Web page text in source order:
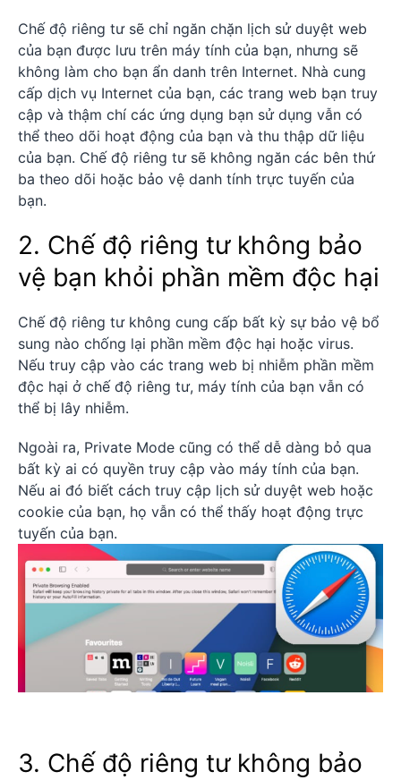
Chế độ riêng tư sẽ chỉ ngăn chặn lịch sử duyệt web
của bạn được lưu trên máy tính của bạn, nhưng sẽ
không làm cho bạn ẩn danh trên Internet. Nhà cung
cấp dịch vụ Internet của bạn, các trang web bạn truy
cập và thậm chí các ứng dụng bạn sử dụng vẫn có
thể theo dõi hoạt động của bạn và thu thập dữ liệu
của bạn. Chế độ riêng tư sẽ không ngăn các bên thứ
ba theo dõi hoặc bảo vệ danh tính trực tuyến của
bạn.
2. Chế độ riêng tư không bảo
vệ bạn khỏi phần mềm độc hại
Chế độ riêng tư không cung cấp bất kỳ sự bảo vệ bổ
sung nào chống lại phần mềm độc hại hoặc virus.
Nếu truy cập vào các trang web bị nhiễm phần mềm
độc hại ở chế độ riêng tư, máy tính của bạn vẫn có
thể bị lây nhiễm.
Ngoài ra, Private Mode cũng có thể dễ dàng bỏ qua
bất kỳ ai có quyền truy cập vào máy tính của bạn.
Nếu ai đó biết cách truy cập lịch sử duyệt web hoặc
cookie của bạn, họ vẫn có thể thấy hoạt động trực
tuyến của bạn.
3. Chế độ riêng tư không bảo